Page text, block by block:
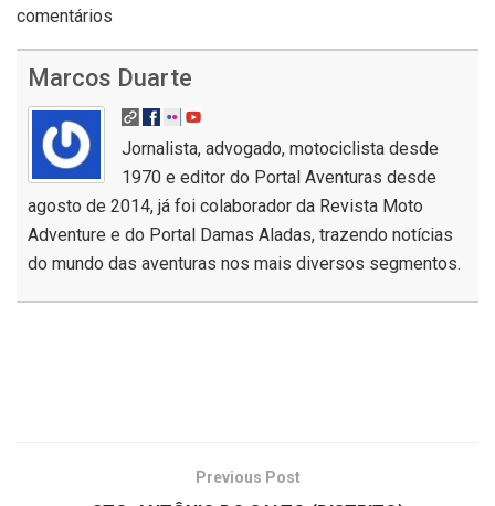
comentários
Marcos Duarte
Jornalista, advogado, motociclista desde
1970 e editor do Portal Aventuras desde
agosto de 2014, já foi colaborador da Revista Moto
Adventure e do Portal Damas Aladas, trazendo notícias
do mundo das aventuras nos mais diversos segmentos.
Previous Post